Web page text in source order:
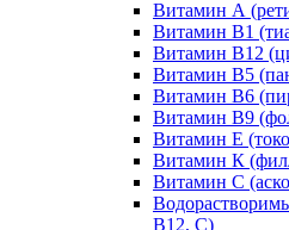
Витамин А
Витамин В1
Витамин В12
Витамин В5
Витамин В6
Витамин В9
Витамин Е
Витамин К
Витамин С
В12, С)